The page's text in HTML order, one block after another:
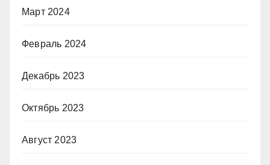
Март 2024
Февраль 2024
Декабрь 2023
Октябрь 2023
Август 2023